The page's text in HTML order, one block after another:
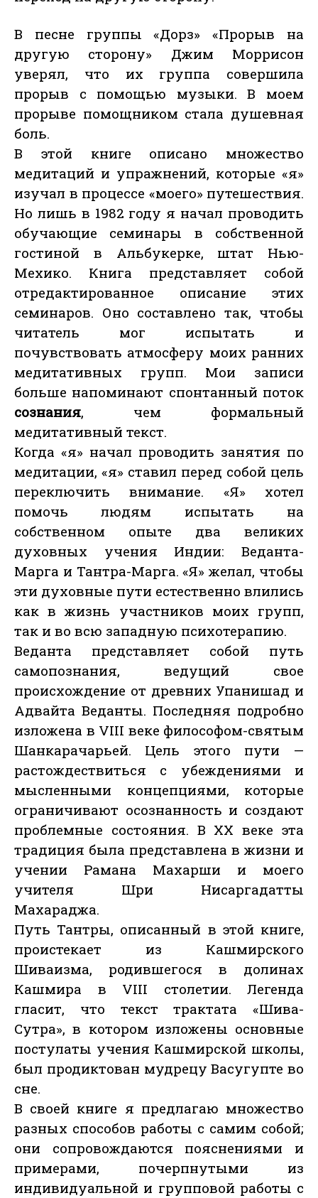
В песне группы «Дорз» «Прорыв на
другую сторону» Джим Моррисон
уверял, что их группа совершила
прорыв с помощью музыки. В моем
прорыве помощником стала душевная
боль.
В этой книге описано множество
медитаций и упражнений, которые «я»
изучал в процессе «моего» путешествия.
Но лишь в 1982 году я начал проводить
обучающие семинары в собственной
гостиной в Альбукерке, штат Нью-
Мехико. Книга представляет собой
отредактированное описание этих
семинаров. Оно составлено так, чтобы
читатель мог испытать и
почувствовать атмосферу моих ранних
медитативных групп. Мои записи
больше напоминают спонтанный поток
сознания, чем формальный
медитативный текст.
Когда «я» начал проводить занятия по
медитации, «я» ставил перед собой цель
переключить внимание. «Я» хотел
помочь людям испытать на
собственном опыте два великих
духовных учения Индии: Веданта-
Марга и Тантра-Марга. «Я» желал, чтобы
эти духовные пути естественно влились
как в жизнь участников моих групп,
так и во всю западную психотерапию.
Веданта представляет собой путь
самопознания, ведущий свое
происхождение от древних Упанишад и
Адвайта Веданты. Последняя подробно
изложена в VIII веке философом-святым
Шанкарачарьей. Цель этого пути —
растождествиться с убеждениями и
мысленными концепциями, которые
ограничивают осознанность и создают
проблемные состояния. В ХХ веке эта
традиция была представлена в жизни и
учении Рамана Махарши и моего
учителя Шри Нисаргадатты
Махараджа.
Путь Тантры, описанный в этой книге,
проистекает из Кашмирского
Шиваизма, родившегося в долинах
Кашмира в VIII столетии. Легенда
гласит, что текст трактата «Шива-
Сутра», в котором изложены основные
постулаты учения Кашмирской школы,
был продиктован мудрецу Васугупте во
сне.
В своей книге я предлагаю множество
разных способов работы с самим собой;
они сопровождаются пояснениями и
примерами, почерпнутыми из
индивидуальной и групповой работы с